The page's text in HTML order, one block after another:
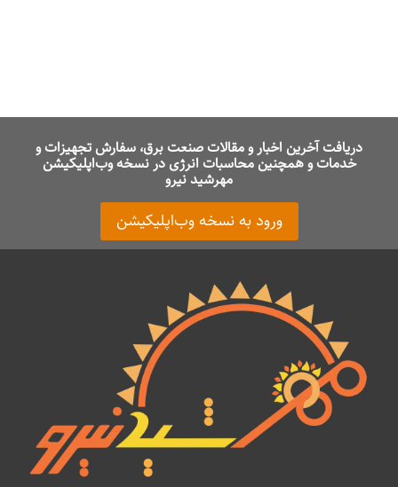
دریافت آخرین اخبار و مقالات صنعت برق، سفارش تجهیزات و
خدمات و همچنین محاسبات انرژی در نسخه وب‌اپلیکیشن
مهرشید نیرو
ورود به نسخه وب‌اپلیکیشن